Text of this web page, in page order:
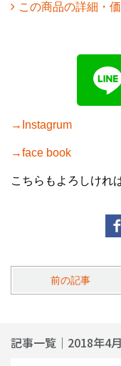
この商品の詳細・
→Instagrum
→face book
こちらもよろしけれ
前の記事
記事一覧｜2018年4月